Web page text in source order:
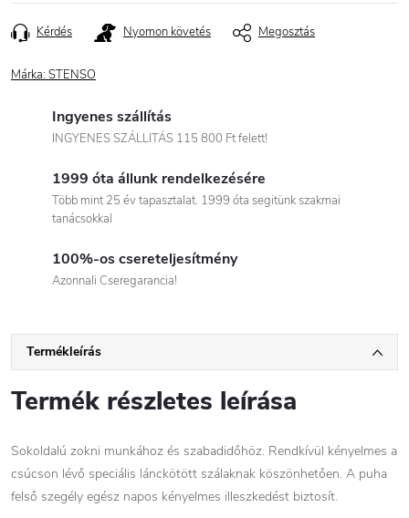
Kérdés Nyomon követés Megosztás
Márka: STENSO
Ingyenes szállítás
INGYENES SZÁLLITÁS 115 800 Ft felett!
1999 óta állunk rendelkezésére
Több mint 25 év tapasztalat. 1999 óta segitünk szakmai
tanácsokkal
100%-os csereteljesítmény
Azonnali Cseregarancia!
Termékleírás
Termék részletes leírása
Sokoldalú zokni munkához és szabadidőhöz. Rendkívül kényelmes a
csúcson lévő speciális lánckötött szálaknak köszönhetően. A puha
felső szegély egész napos kényelmes illeszkedést biztosít.